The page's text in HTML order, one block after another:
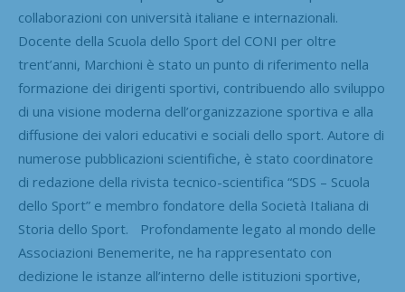
collaborazioni con università italiane e internazionali.
Docente della Scuola dello Sport del CONI per oltre
trent’anni, Marchioni è stato un punto di riferimento nella
formazione dei dirigenti sportivi, contribuendo allo sviluppo
di una visione moderna dell’organizzazione sportiva e alla
diffusione dei valori educativi e sociali dello sport. Autore di
numerose pubblicazioni scientifiche, è stato coordinatore
di redazione della rivista tecnico-scientifica “SDS – Scuola
dello Sport” e membro fondatore della Società Italiana di
Storia dello Sport. Profondamente legato al mondo delle
Associazioni Benemerite, ne ha rappresentato con
dedizione le istanze all’interno delle istituzioni sportive,